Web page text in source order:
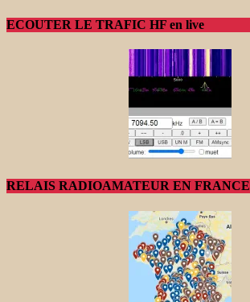
ECOUTER LE TRAFIC HF en live
RELAIS RADIOAMATEUR EN FRANCE